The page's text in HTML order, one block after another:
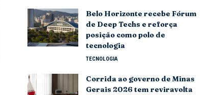
Belo Horizonte recebe Fórum
de Deep Techs e reforça
posição como polo de
tecnologia
TECNOLOGIA
Corrida ao governo de Minas
Gerais 2026 tem reviravolta